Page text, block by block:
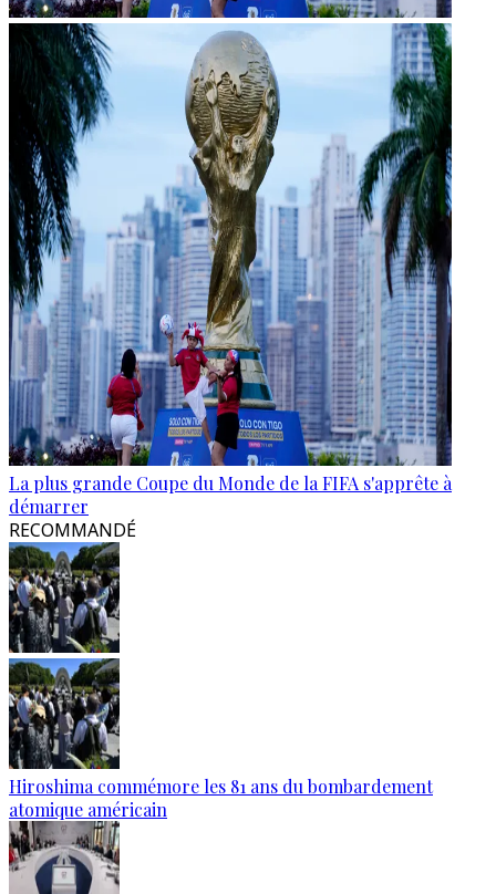
La plus grande Coupe du Monde de la FIFA s'apprête à
démarrer
RECOMMANDÉ
Hiroshima commémore les 81 ans du bombardement
atomique américain